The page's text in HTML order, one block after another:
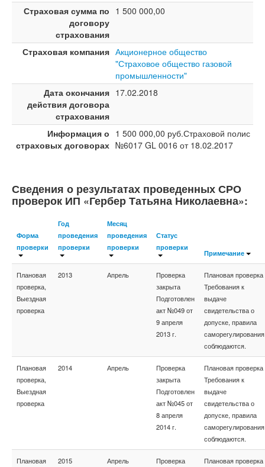
Страховая сумма по
договору
страхования
1 500 000,00
Страховая компания Акционерное общество
"Страховое общество газовой
промышленности"
Дата окончания
действия договора
страхования
17.02.2018
Информация о
страховых договорах
1 500 000,00 руб.Страховой полис
№6017 GL 0016 от 18.02.2017
Сведения о результатах проведенных СРО
проверок ИП «Гербер Татьяна Николаевна»:
Форма
проверки
Год
проведения
проверки
Месяц
проведения
проверки
Статус
проверки
Примечание
Плановая
проверка,
Выездная
проверка
2013 Апрель
Проверка
закрыта
Подготовлен
акт №049 от
9 апреля
2013 г.
Плановая проверка
Требования к
выдаче
свидетельства о
допуске, правила
саморегулирования
соблюдаются.
Плановая
проверка,
Выездная
проверка
2014 Апрель
Проверка
закрыта
Подготовлен
акт №045 от
8 апреля
2014 г.
Плановая проверка
Требования к
выдаче
свидетельства о
допуске, правила
саморегулирования
соблюдаются.
Плановая
2015 Апрель
Проверка
Плановая проверка